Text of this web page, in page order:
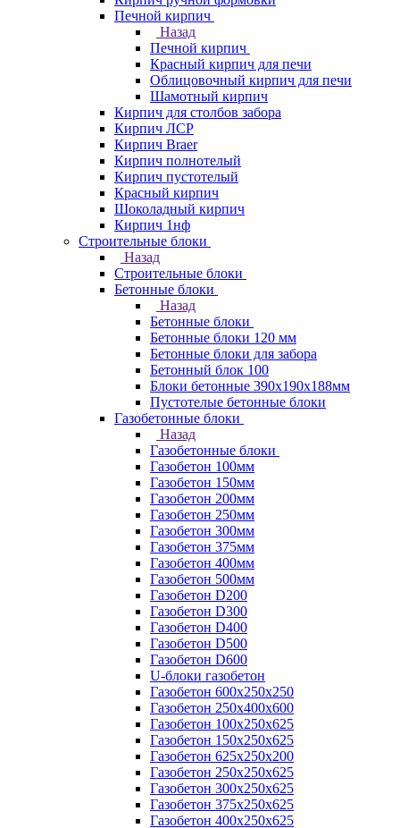
Печной кирпич
Назад
Печной кирпич
Красный кирпич для печи
Облицовочный кирпич для печи
Шамотный кирпич
Кирпич для столбов забора
Кирпич ЛСР
Кирпич Braer
Кирпич полнотелый
Кирпич пустотелый
Красный кирпич
Шоколадный кирпич
Кирпич 1нф
Строительные блоки
Назад
Строительные блоки
Бетонные блоки
Назад
Бетонные блоки
Бетонные блоки 120 мм
Бетонные блоки для забора
Бетонный блок 100
Блоки бетонные 390х190х188мм
Пустотелые бетонные блоки
Газобетонные блоки
Назад
Газобетонные блоки
Газобетон 100мм
Газобетон 150мм
Газобетон 200мм
Газобетон 250мм
Газобетон 300мм
Газобетон 375мм
Газобетон 400мм
Газобетон 500мм
Газобетон D200
Газобетон D300
Газобетон D400
Газобетон D500
Газобетон D600
U-блоки газобетон
Газобетон 600x250x250
Газобетон 250x400x600
Газобетон 100х250х625
Газобетон 150х250х625
Газобетон 625х250х200
Газобетон 250х250х625
Газобетон 300х250х625
Газобетон 375х250х625
Газобетон 400х250х625